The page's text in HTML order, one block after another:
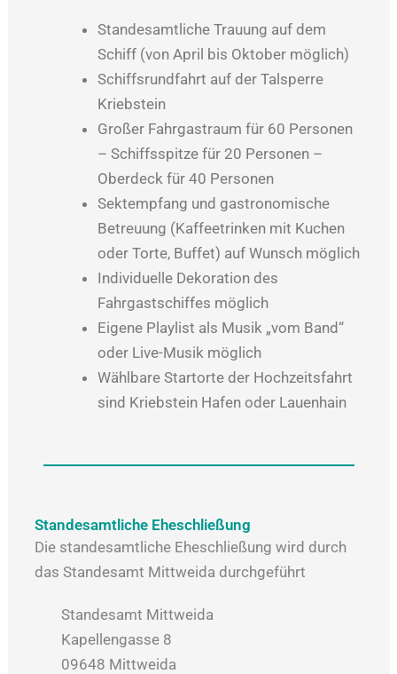
Standesamtliche Trauung auf dem
Schiff (von April bis Oktober möglich)
Schiffsrundfahrt auf der Talsperre
Kriebstein
Großer Fahrgastraum für 60 Personen
– Schiffsspitze für 20 Personen –
Oberdeck für 40 Personen
Sektempfang und gastronomische
Betreuung (Kaffeetrinken mit Kuchen
oder Torte, Buffet) auf Wunsch möglich
Individuelle Dekoration des
Fahrgastschiffes möglich
Eigene Playlist als Musik „vom Band“
oder Live-Musik möglich
Wählbare Startorte der Hochzeitsfahrt
sind Kriebstein Hafen oder Lauenhain
Standesamtliche Eheschließung
Die standesamtliche Eheschließung wird durch
das Standesamt Mittweida durchgeführt
Standesamt Mittweida
Kapellengasse 8
09648 Mittweida